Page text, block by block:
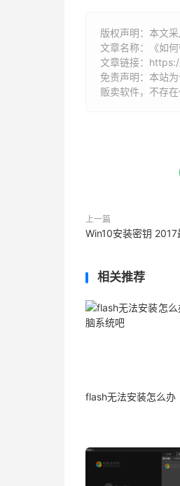
版权声明：本文
文章名称：《如
文章链接：
免责声明：本站
贩卖软件，不存在
上一篇
Win10安装密钥
相关推荐
flash无法安装怎么办